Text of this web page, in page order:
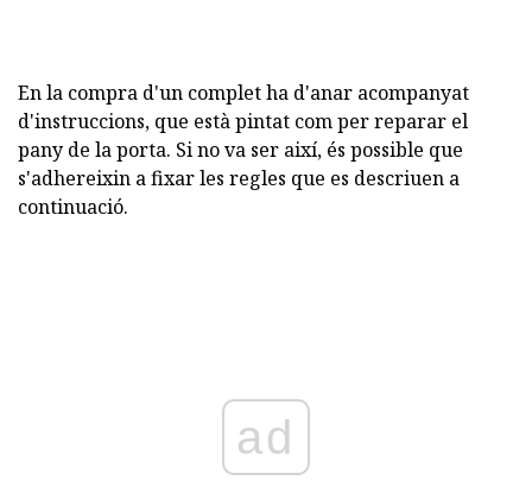
En la compra d'un complet ha d'anar acompanyat
d'instruccions, que està pintat com per reparar el
pany de la porta. Si no va ser així, és possible que
s'adhereixin a fixar les regles que es descriuen a
continuació.
ad